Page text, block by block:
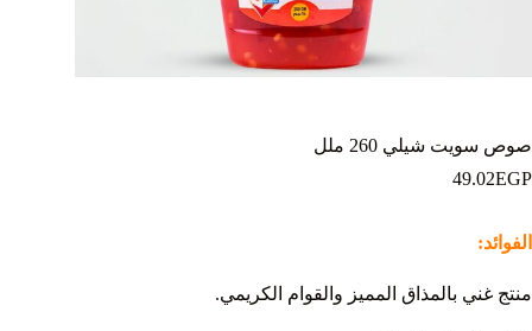
صوص سويت شيلي 260 ملل
49.02EGP
الفوائد:
منتج غني بالمذاق المميز والقوام الكريمي.